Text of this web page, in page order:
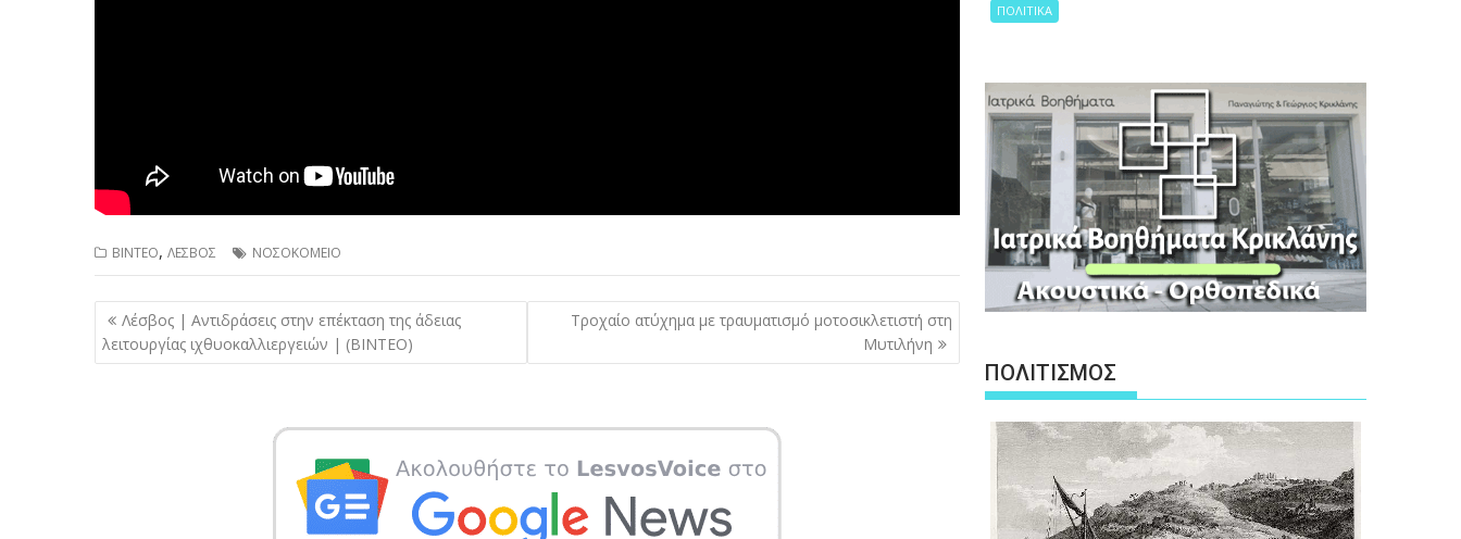
ΒΙΝΤΕΟ, ΛΕΣΒΟΣ ΝΟΣΟΚΟΜΕΙΟ
Πλοήγηση
άρθρων
Λέσβος | Αντιδράσεις στην επέκταση της άδειας
λειτουργίας ιχθυοκαλλιεργειών | (ΒΙΝΤΕΟ)
Τροχαίο ατύχημα με τραυματισμό μοτοσικλετιστή στη
Μυτιλήνη
ΠΟΛΙΤΙΚΑ
ΠΟΛΙΤΙΣΜΟΣ